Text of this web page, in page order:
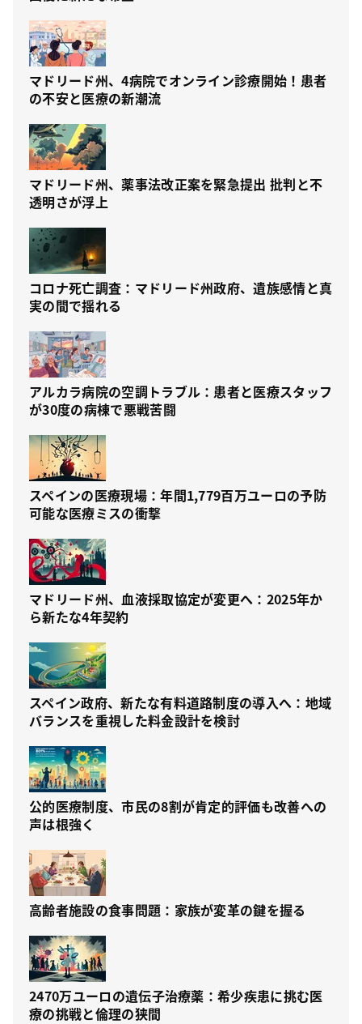
マドリード州、4病院でオンライン診療開始！患者
の不安と医療の新潮流
マドリード州、薬事法改正案を緊急提出 批判と不
透明さが浮上
コロナ死亡調査：マドリード州政府、遺族感情と真
実の間で揺れる
アルカラ病院の空調トラブル：患者と医療スタッフ
が30度の病棟で悪戦苦闘
スペインの医療現場：年間1,779百万ユーロの予防
可能な医療ミスの衝撃
マドリード州、血液採取協定が変更へ：2025年か
ら新たな4年契約
スペイン政府、新たな有料道路制度の導入へ：地域
バランスを重視した料金設計を検討
公的医療制度、市民の8割が肯定的評価も改善への
声は根強く
高齢者施設の食事問題：家族が変革の鍵を握る
2470万ユーロの遺伝子治療薬：希少疾患に挑む医
療の挑戦と倫理の狭間